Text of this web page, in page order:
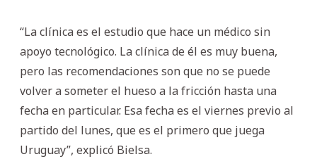
“La clínica es el estudio que hace un médico sin
apoyo tecnológico. La clínica de él es muy buena,
pero las recomendaciones son que no se puede
volver a someter el hueso a la fricción hasta una
fecha en particular. Esa fecha es el viernes previo al
partido del lunes, que es el primero que juega
Uruguay”, explicó Bielsa.